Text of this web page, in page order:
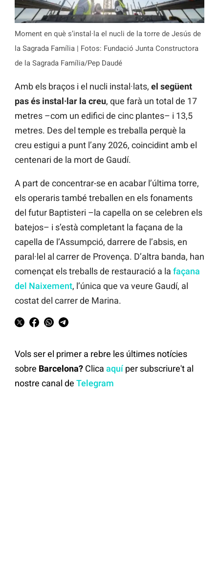
Moment en què s’instal·la el nucli de la torre de Jesús de
la Sagrada Família | Fotos: Fundació Junta Constructora
de la Sagrada Família/Pep Daudé
Amb els braços i el nucli instal·lats, el següent
pas és instal·lar la creu, que farà un total de 17
metres –com un edifici de cinc plantes– i 13,5
metres. Des del temple es treballa perquè la
creu estigui a punt l’any 2026, coincidint amb el
centenari de la mort de Gaudí.
A part de concentrar-se en acabar l’última torre,
els operaris també treballen en els fonaments
del futur Baptisteri –la capella on se celebren els
batejos– i s’està completant la façana de la
capella de l’Assumpció, darrere de l’absis, en
paral·lel al carrer de Provença. D’altra banda, han
començat els treballs de restauració a la façana
del Naixement, l’única que va veure Gaudí, al
costat del carrer de Marina.
Vols ser el primer a rebre les últimes notícies
sobre Barcelona? Clica aquíper subscriure't al
nostre canal de Telegram